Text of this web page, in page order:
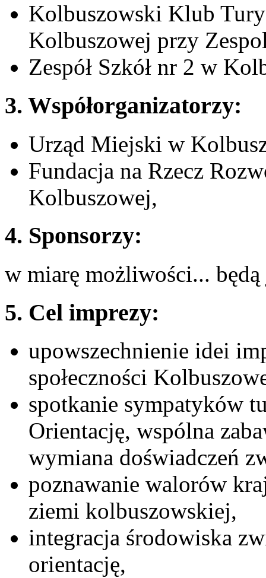
Kolbuszowski Klub
Kolbuszowej przy
Zespół Szkół nr 2 w
3. Współorganizatorzy:
Urząd Miejski w
Fundacja na Rzecz
Kolbuszowej,
4. Sponsorzy:
w miarę możliwości... będą
5. Cel imprezy:
upowszechnienie idei
społeczności
spotkanie sympatyków
Orientację, wspólna
wymiana doświadczeń
poznawanie walorów
ziemi kolbuszowskiej,
integracja środowiska
orientację,